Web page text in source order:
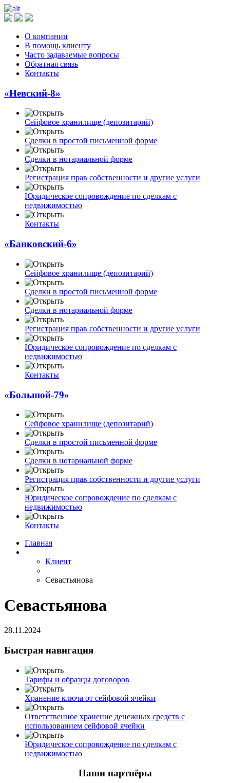
О компании
В помощь клиенту
Часто задаваемые вопросы
Обратная связь
Контакты
«Невский-8»
Сейфовое хранилище (депозитарий)
Сделки в простой письменной форме
Сделки в нотариальной форме
Регистрация прав собственности и другие услуги
Юридическое сопровождение по сделкам с
недвижимостью
Контакты
«Банковский-6»
Сейфовое хранилище (депозитарий)
Сделки в простой письменной форме
Сделки в нотариальной форме
Регистрация прав собственности и другие услуги
Юридическое сопровождение по сделкам с
недвижимостью
Контакты
«Большой-79»
Сейфовое хранилище (депозитарий)
Сделки в простой письменной форме
Сделки в нотариальной форме
Регистрация прав собственности и другие услуги
Юридическое сопровождение по сделкам с
недвижимостью
Контакты
Главная
Клиент
Севастьянова
Севастьянова
28.11.2024
Быстрая навигация
Тарифы и образцы договоров
Хранение ключа от сейфовой ячейки
Ответственное хранение денежных средств с
использованием сейфовой ячейки
Юридическое сопровождение по сделкам с
недвижимостью
Наши партнёры